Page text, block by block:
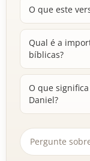
O que este
Qual é a
bíblicas?
O que
Daniel?